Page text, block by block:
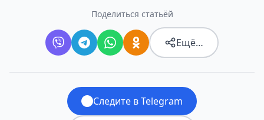
Поделиться статьёй
Ещё…
Следите в Telegram